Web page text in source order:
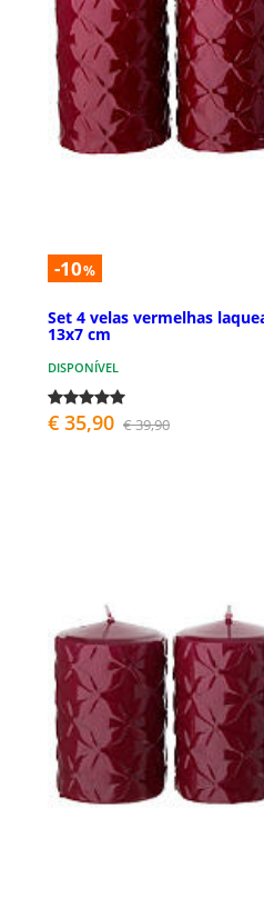
-10%
Set 4 velas vermelhas
13x7 cm
DISPONÍVEL
€ 35,90 € 39,90